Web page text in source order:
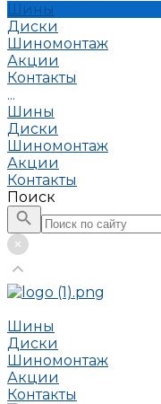
Шины
Диски
Шиномонтаж
Акции
Контакты
...
Шины
Диски
Шиномонтаж
Акции
Контакты
Поиск
Шины
Диски
Шиномонтаж
Акции
Контакты